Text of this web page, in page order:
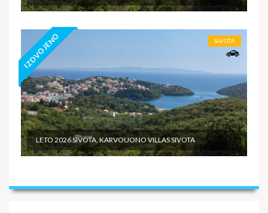
IZDVOJENO SIVOTA
LETO 2026 SIVOTA, KARVOUONO VILLAS SIVOTA